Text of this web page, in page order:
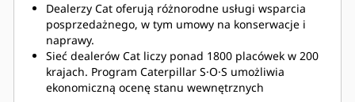
Dealerzy Cat oferują różnorodne usługi wsparcia
posprzedażnego, w tym umowy na konserwacje i
naprawy.
Sieć dealerów Cat liczy ponad 1800 placówek w 200
krajach. Program Caterpillar S·O·S umożliwia
ekonomiczną ocenę stanu wewnętrznych